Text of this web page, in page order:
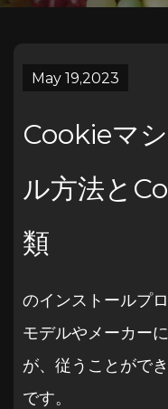
May 19,2023
Cookieマ
ル方法と
類
のインストールプ
モデルやメーカー
が、従うことがで
です。